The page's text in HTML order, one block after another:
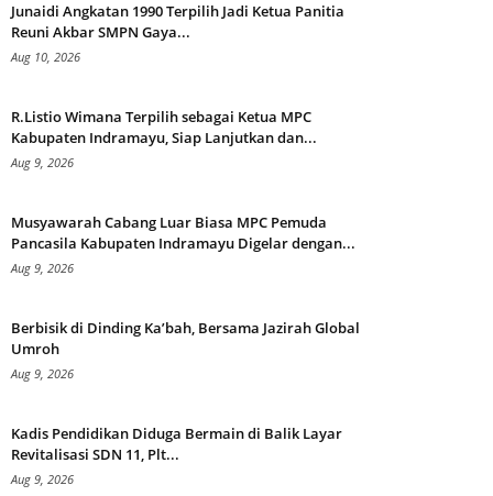
Junaidi Angkatan 1990 Terpilih Jadi Ketua Panitia
Reuni Akbar SMPN Gaya...
Aug 10, 2026
R.Listio Wimana Terpilih sebagai Ketua MPC
Kabupaten Indramayu, Siap Lanjutkan dan...
Aug 9, 2026
Musyawarah Cabang Luar Biasa MPC Pemuda
Pancasila Kabupaten Indramayu Digelar dengan...
Aug 9, 2026
Berbisik di Dinding Ka’bah, Bersama Jazirah Global
Umroh
Aug 9, 2026
Kadis Pendidikan Diduga Bermain di Balik Layar
Revitalisasi SDN 11, Plt...
Aug 9, 2026